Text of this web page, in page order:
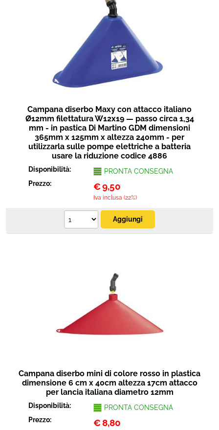
Campana diserbo Maxy con attacco italiano
Ø12mm filettatura W12x19 — passo circa 1,34
mm - in pastica Di Martino GDM dimensioni
365mm x 125mm x altezza 240mm - per
utilizzarla sulle pompe elettriche a batteria
usare la riduzione codice 4886
Disponibilità:
PRONTA CONSEGNA
Prezzo:
€9,50
Iva inclusa (22%)
Campana diserbo mini di colore rosso in plastica
dimensione 6 cm x 40cm altezza 17cm attacco
per lancia italiana diametro 12mm
Disponibilità:
PRONTA CONSEGNA
Prezzo:
€8,80